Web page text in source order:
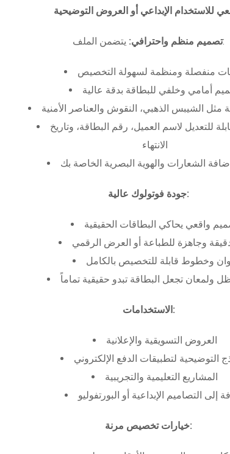
للاستخدام الإبداعي أو العروض التوضيحية
تصميم منظم واحترافي:يتضمن الملف:
منفصلة ومنظمة لسهولة التخصيص
أمامي وخلفي للبطاقة بدقة عالية
مثل الشيبس الذهبي، النقوش والعناصر الأمنية
للتعديل لاسم العميل، رقم البطاقة، وتاريخ
الانتهاء
الشعارات والهوية البصرية الخاصة بك
جودة فوتولوك عالية:
واقعي يحاكي البطاقات الحقيقية
دقيقة وجاهزة للطباعة أو العرض الرقمي
وخطوط قابلة للتخصيص بالكامل
ولمعان تجعل البطاقة تبدو حقيقية تماماً
الاستخدامات:
العروض التسويقية والإعلانية
التوضيحية لتطبيقات الدفع الإلكتروني
المشاريع التعليمية والتجريبية
إلى التصاميم الإبداعية أو البورتفوليو
خيارات تخصيص مرنة: